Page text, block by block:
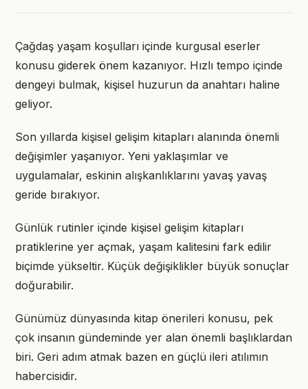
Çağdaş yaşam koşulları içinde kurgusal eserler
konusu giderek önem kazanıyor. Hızlı tempo içinde
dengeyi bulmak, kişisel huzurun da anahtarı haline
geliyor.
Son yıllarda kişisel gelişim kitapları alanında önemli
değişimler yaşanıyor. Yeni yaklaşımlar ve
uygulamalar, eskinin alışkanlıklarını yavaş yavaş
geride bırakıyor.
Günlük rutinler içinde kişisel gelişim kitapları
pratiklerine yer açmak, yaşam kalitesini fark edilir
biçimde yükseltir. Küçük değişiklikler büyük sonuçlar
doğurabilir.
Günümüz dünyasında kitap önerileri konusu, pek
çok insanın gündeminde yer alan önemli başlıklardan
biri. Geri adım atmak bazen en güçlü ileri atılımın
habercisidir.